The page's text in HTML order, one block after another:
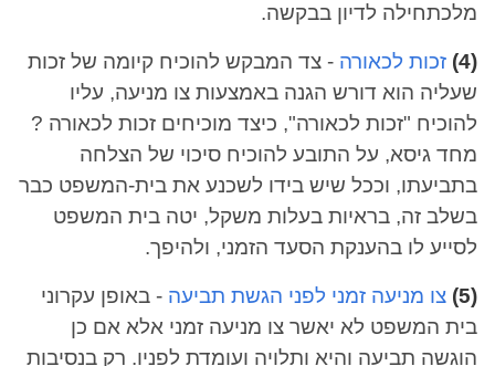
מלכתחילה לדיון בבקשה.
(4) זכות לכאורה - צד המבקש להוכיח קיומה של זכות
שעליה הוא דורש הגנה באמצעות צו מניעה, עליו
להוכיח "זכות לכאורה", כיצד מוכיחים זכות לכאורה ?
מחד גיסא, על התובע להוכיח סיכוי של הצלחה
בתביעתו, וככל שיש בידו לשכנע את בית-המשפט כבר
בשלב זה, בראיות בעלות משקל, יטה בית המשפט
לסייע לו בהענקת הסעד הזמני, ולהיפך.
(5) צו מניעה זמני לפני הגשת תביעה - באופן עקרוני
בית המשפט לא יאשר צו מניעה זמני אלא אם כן
הוגשה תביעה והיא ותלויה ועומדת לפניו. רק בנסיבות